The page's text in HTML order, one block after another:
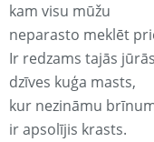
kam visu mūžu
neparasto meklēt
Ir redzams tajās jūrās
dzīves kuģa masts,
kur nezināmu
ir apsolījis krasts.